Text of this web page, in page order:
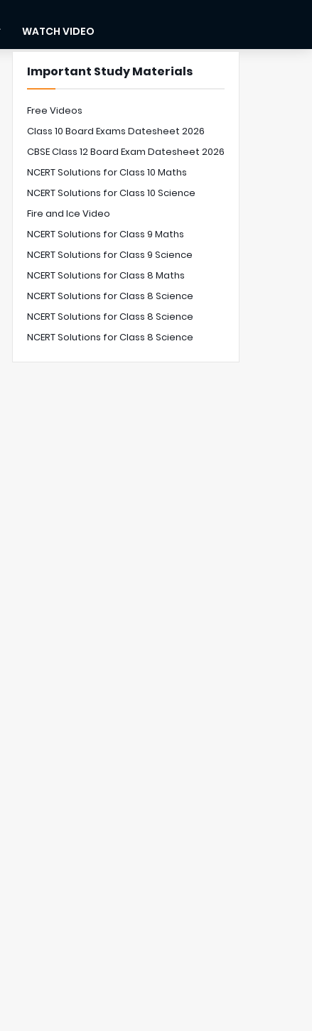
WATCH VIDEO
Important Study Materials
Free Videos
Class 10 Board Exams Datesheet 2026
CBSE Class 12 Board Exam Datesheet 2026
NCERT Solutions for Class 10 Maths
NCERT Solutions for Class 10 Science
Fire and Ice Video
NCERT Solutions for Class 9 Maths
NCERT Solutions for Class 9 Science
NCERT Solutions for Class 8 Maths
NCERT Solutions for Class 8 Science
NCERT Solutions for Class 8 Science
NCERT Solutions for Class 8 Science